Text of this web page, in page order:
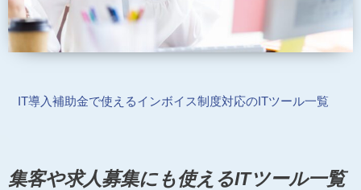
IT導入補助金で使えるインボイス制度対応のITツール一覧
集客や求人募集にも使えるITツール一覧